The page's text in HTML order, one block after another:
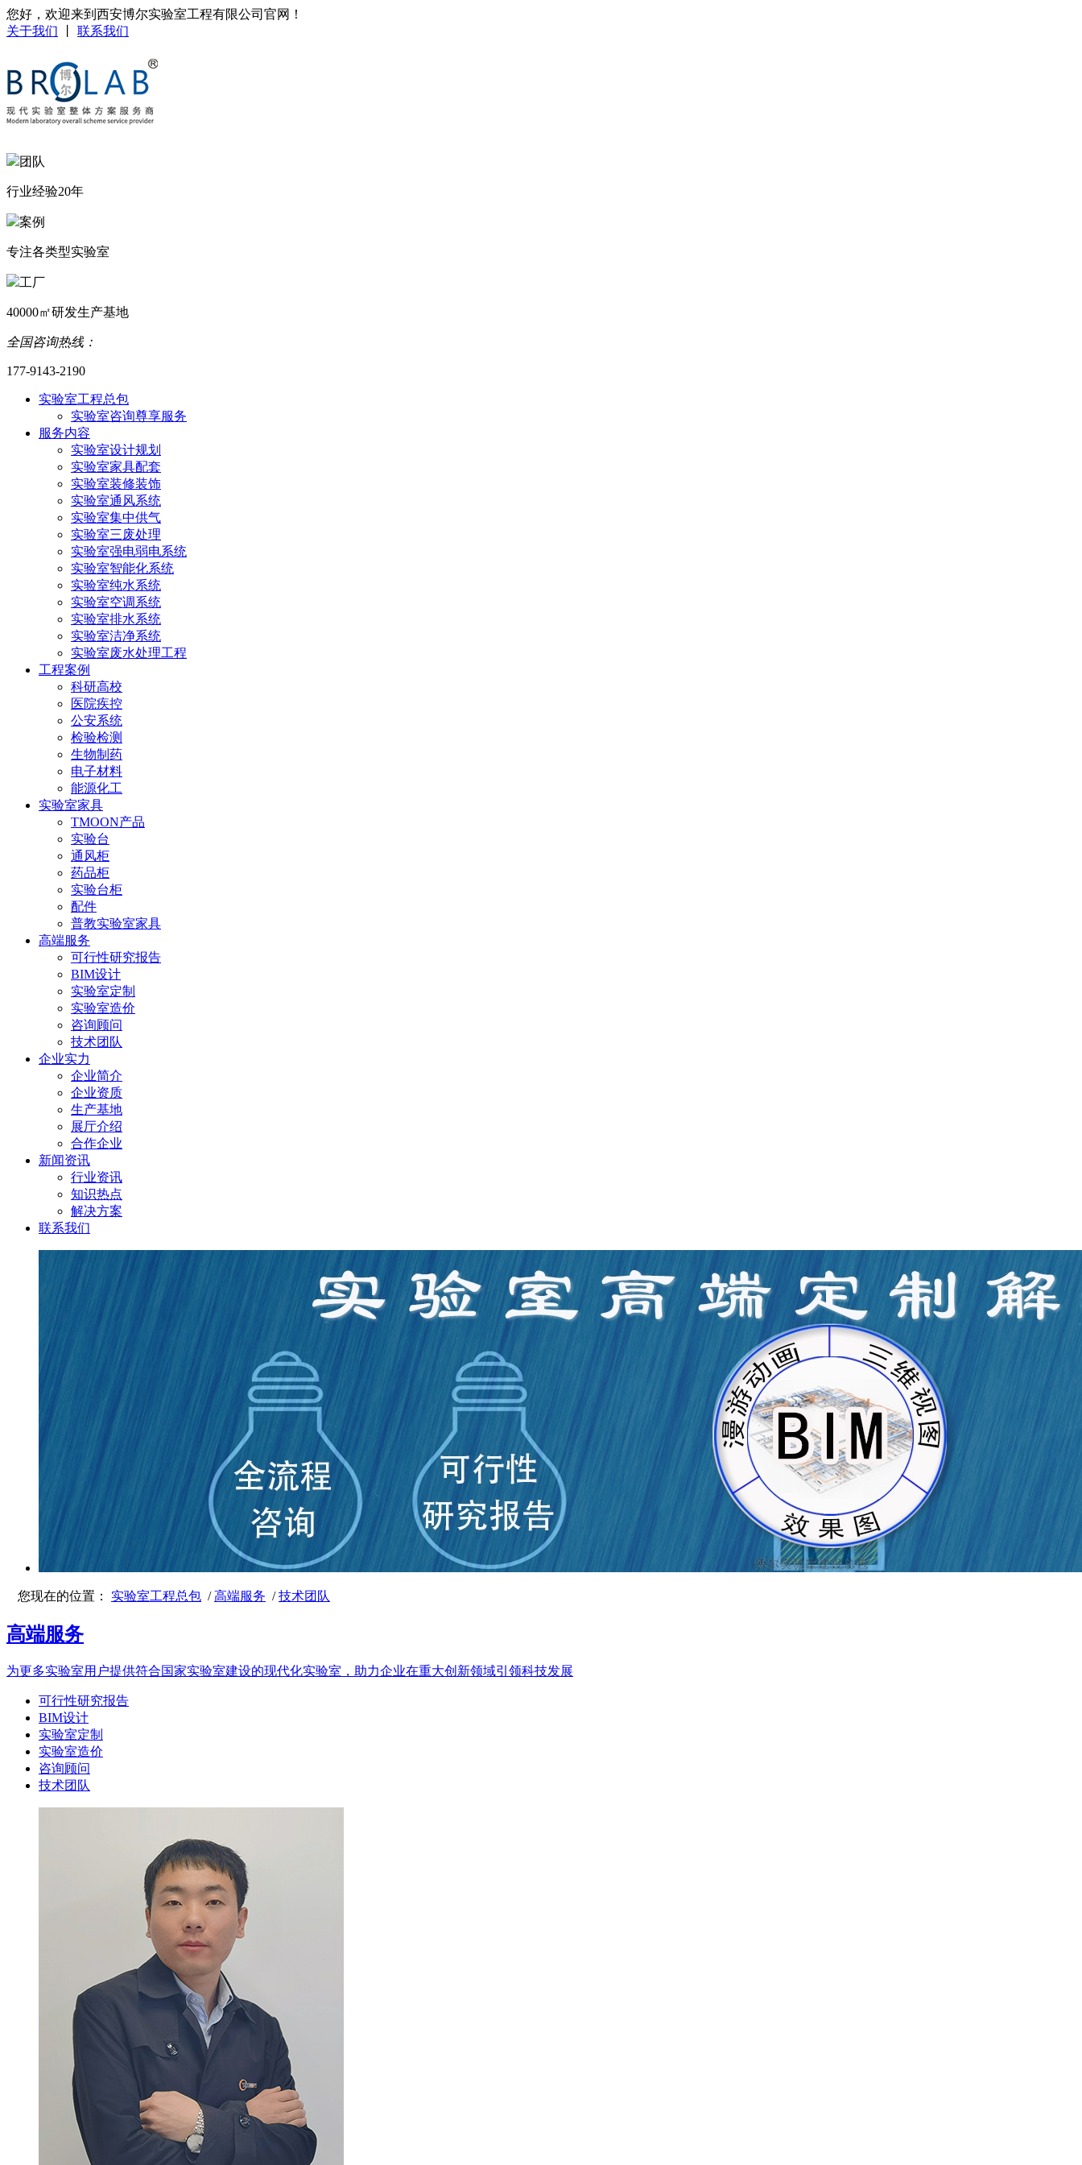
您好，欢迎来到西安博尔实验室工程有限公司官网！
关于我们
联系我们
团队
行业经验20年
案例
专注各类型实验室
工厂
40000㎡研发生产基地
全国咨询热线：
177-9143-2190
实验室工程总包
实验室咨询尊享服务
服务内容
实验室设计规划
实验室家具配套
实验室装修装饰
实验室通风系统
实验室集中供气
实验室三废处理
实验室强电弱电系统
实验室智能化系统
实验室纯水系统
实验室空调系统
实验室排水系统
实验室洁净系统
实验室废水处理工程
工程案例
科研高校
医院疾控
公安系统
检验检测
生物制药
电子材料
能源化工
实验室家具
TMOON产品
实验台
通风柜
药品柜
实验台柜
配件
普教实验室家具
高端服务
可行性研究报告
BIM设计
实验室定制
实验室造价
咨询顾问
技术团队
企业实力
企业简介
企业资质
生产基地
展厅介绍
合作企业
新闻资讯
行业资讯
知识热点
解决方案
联系我们
您现在的位置： 实验室工程总包 /高端服务 /技术团队
高端服务
为更多实验室用户提供符合国家实验室建设的现代化实验室，助力企业在重大创新领域引领科技发展
可行性研究报告
BIM设计
实验室定制
实验室造价
咨询顾问
技术团队